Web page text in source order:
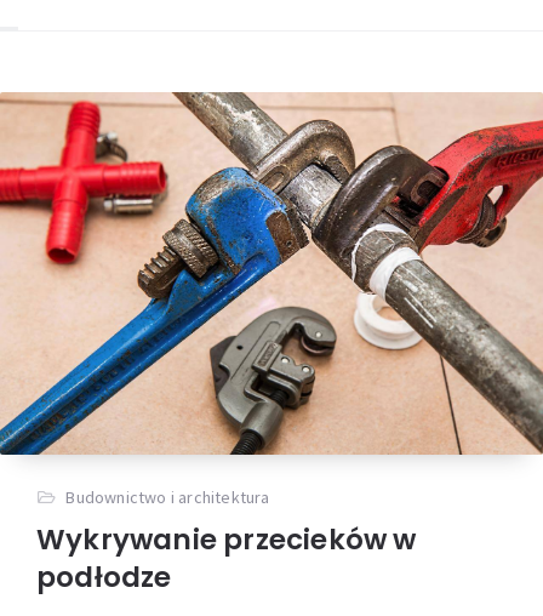
Budownictwo i architektura
Wykrywanie przecieków w
podłodze